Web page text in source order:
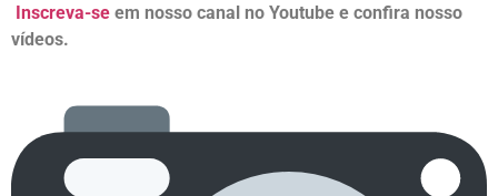
Inscreva-se em nosso canal no Youtube e confira nosso
vídeos.